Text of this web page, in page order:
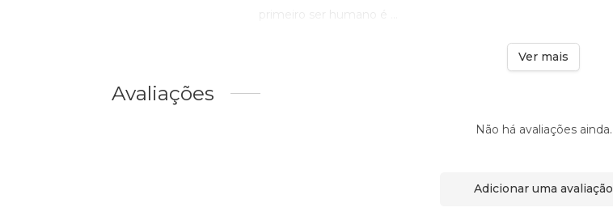
Ver mais
Avaliações
Não há avaliações ainda.
Adicionar uma avaliação